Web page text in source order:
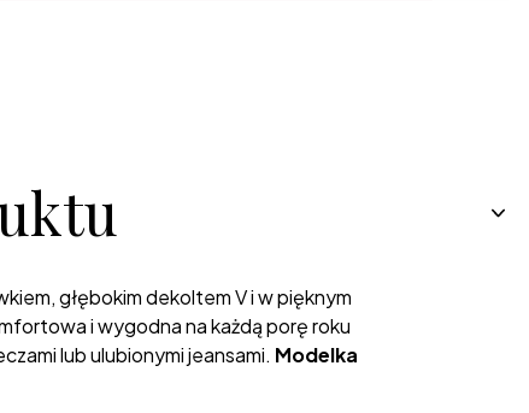
głębokim dekoltem V i w pięknym
i wygodna na każdą porę roku
lub ulubionymi jeansami. Modelka